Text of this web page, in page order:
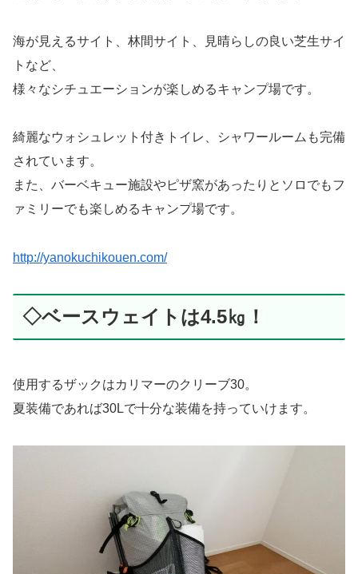
海が見えるサイト、林間サイト、見晴らしの良い芝生サイ
トなど、
様々なシチュエーションが楽しめるキャンプ場です。
綺麗なウォシュレット付きトイレ、シャワールームも完備
されています。
また、バーベキュー施設やピザ窯があったりとソロでもフ
ァミリーでも楽しめるキャンプ場です。
http://yanokuchikouen.com/
◇ベースウェイトは4.5㎏！
使用するザックはカリマーのクリーブ30。
夏装備であれば30Lで十分な装備を持っていけます。